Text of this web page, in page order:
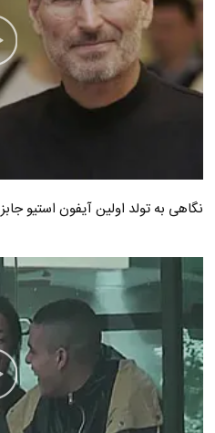
نگاهی به تولد اولین آیفون استیو جابز